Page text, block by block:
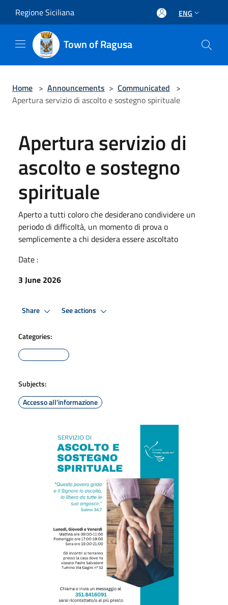
Regione Siciliana ENG
Town of Ragusa
Home > Announcements > Communicated >
Apertura servizio di ascolto e sostegno spirituale
Apertura servizio di
ascolto e sostegno
spirituale
Aperto a tutti coloro che desiderano condividere un
periodo di difficoltà, un momento di prova o
semplicemente a chi desidera essere ascoltato
Date :
3 June 2026
Share See actions
Categories:
Subjects:
Accesso all'informazione